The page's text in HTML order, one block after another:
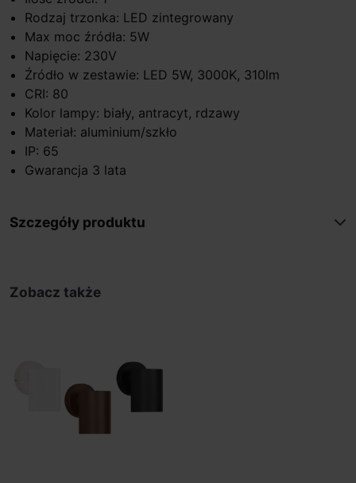
Rodzaj trzonka: LED zintegrowany
Max moc źródła: 5W
Napięcie: 230V
Źródło w zestawie: LED 5W, 3000K, 310lm
CRI: 80
Kolor lampy: biały, antracyt, rdzawy
Materiał: aluminium/szkło
IP: 65
Gwarancja 3 lata
Szczegóły produktu
Zobacz także